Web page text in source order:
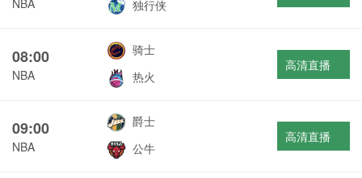
NBA
独行侠
08:00
NBA
骑士
热火
高清直播
09:00
NBA
爵士
公牛
高清直播